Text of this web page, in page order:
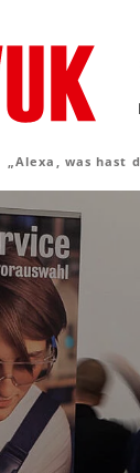
„Alexa, was hast